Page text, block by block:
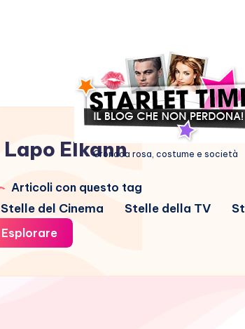
Cronaca rosa, costume e società
Stelle del Cinema Stelle della TV
Lapo Elkann
Articoli con questo tag
Esplorare